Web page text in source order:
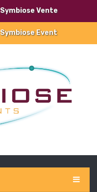
Symbiose Vente
Symbiose Event